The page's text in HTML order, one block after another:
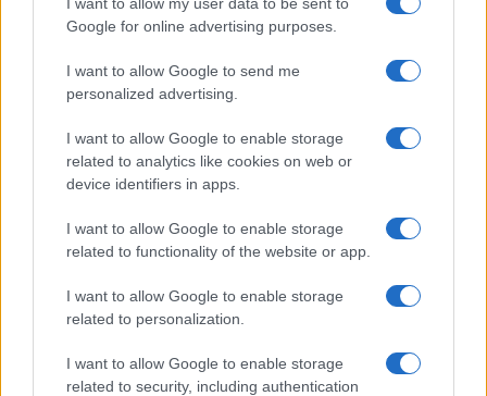
Google for online advertising purposes.
I want to allow Google to send me
personalized advertising.
I want to allow Google to enable storage
related to analytics like cookies on web or
device identifiers in apps.
I want to allow Google to enable storage
related to functionality of the website or app.
I want to allow Google to enable storage
related to personalization.
I want to allow Google to enable storage
related to security, including authentication
Salvatore Di Bartolo, 17 aprile 2023
#FORZA ITALIA
#MATTEO RENZI
#SILVIO BERLUSCONI
#TERZO POLO
11
SEDUTE SATIRICHE
Vignetta del 04/08/2026